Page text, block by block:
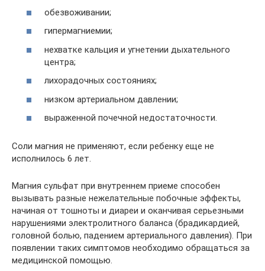
обезвоживании;
гипермагниемии;
нехватке кальция и угнетении дыхательного
центра;
лихорадочных состояниях;
низком артериальном давлении;
выраженной почечной недостаточности.
Соли магния не применяют, если ребенку еще не
исполнилось 6 лет.
Магния сульфат при внутреннем приеме способен
вызывать разные нежелательные побочные эффекты,
начиная от тошноты и диареи и оканчивая серьезными
нарушениями электролитного баланса (брадикардией,
головной болью, падением артериального давления). При
появлении таких симптомов необходимо обращаться за
медицинской помощью.